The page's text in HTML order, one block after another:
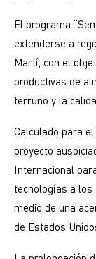
El programa
extenderse a
Martí, con el
productivas de
terruño y la
Calculado para
proyecto
Internacional
tecnologías a los
medio de una
de Estados